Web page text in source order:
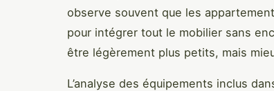
observe souvent que les
pour intégrer tout le mobilier sans
être légèrement plus petits, mais
L’analyse des équipements inclus